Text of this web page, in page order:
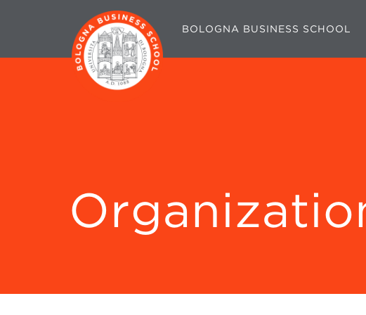
BOLOGNA BUSINESS SCHOOL